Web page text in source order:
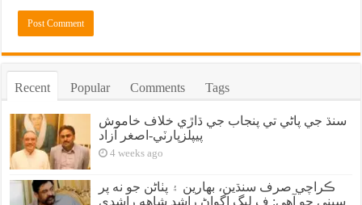
Recent Popular Comments Tags
سنڌ جي پاڻي تي پنجاب جي ڌاڙي خلاف خاموش
پيپلزپارٽي-اصغر آزاد
4 weeks ago
ڪراچي صرف سنڌين، بهارين ۽ پٺاڻن جو نه پر
سڀني جو آهي: ف ليگ اڳواڻ راشد شاهه راشدي